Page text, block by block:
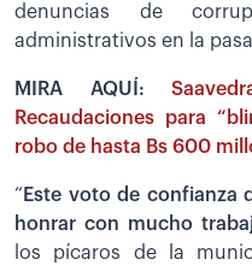
denuncias de
administrativos en la
MIRA AQUÍ:
Recaudaciones para
robo de hasta Bs 600
“ Este voto de confianza
honrar con mucho
los pícaros de la